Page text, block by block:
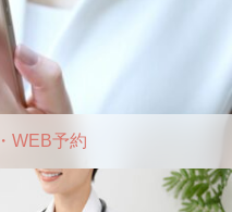
WEB予約